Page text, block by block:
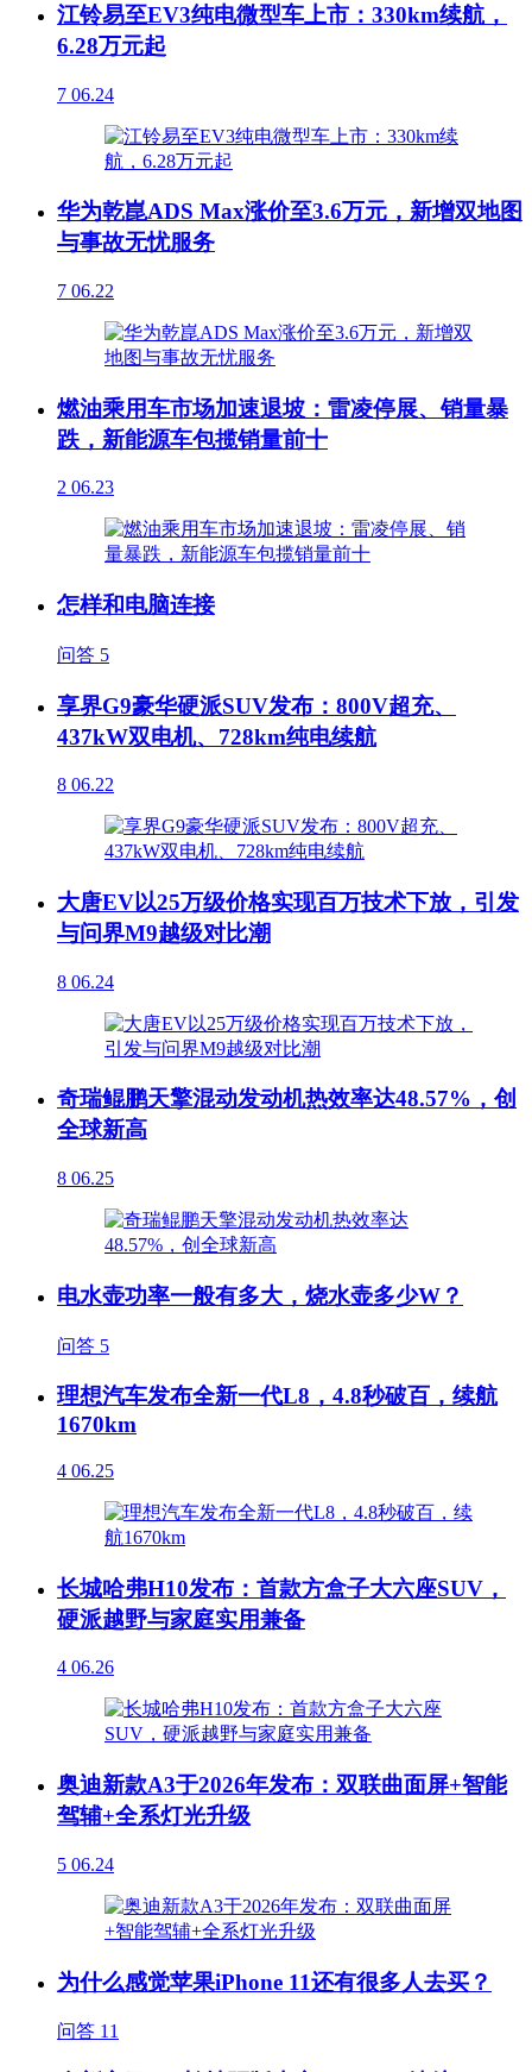
江铃易至EV3纯电微型车上市：330km续航，
6.28万元起
7 06.24
华为乾崑ADS Max涨价至3.6万元，新增双地图
与事故无忧服务
7 06.22
燃油乘用车市场加速退坡：雷凌停展、销量暴
跌，新能源车包揽销量前十
2 06.23
怎样和电脑连接
问答 5
享界G9豪华硬派SUV发布：800V超充、
437kW双电机、728km纯电续航
8 06.22
大唐EV以25万级价格实现百万技术下放，引发
与问界M9越级对比潮
8 06.24
奇瑞鲲鹏天擎混动发动机热效率达48.57%，创
全球新高
8 06.25
电水壶功率一般有多大，烧水壶多少W？
问答 5
理想汽车发布全新一代L8，4.8秒破百，续航
1670km
4 06.25
长城哈弗H10发布：首款方盒子大六座SUV，
硬派越野与家庭实用兼备
4 06.26
奥迪新款A3于2026年发布：双联曲面屏+智能
驾辅+全系灯光升级
5 06.24
为什么感觉苹果iPhone 11还有很多人去买？
问答 11